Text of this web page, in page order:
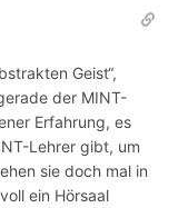
Geist“,
der MINT-
Erfahrung, es
Lehrer gibt, um
sie doch mal in
ein Hörsaal